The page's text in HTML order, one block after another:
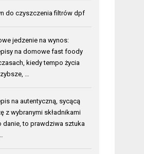
do czyszczenia filtrów dpf
jedzenie na wynos:
na domowe fast foody
kiedy tempo życia
…
na autentyczną, sycącą
z wybranymi składnikami
danie, to prawdziwa sztuka